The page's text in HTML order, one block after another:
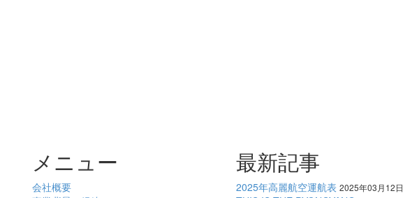
メニュー
会社概要
最新記事
2025年高麗航空運航表 2025年03月12日